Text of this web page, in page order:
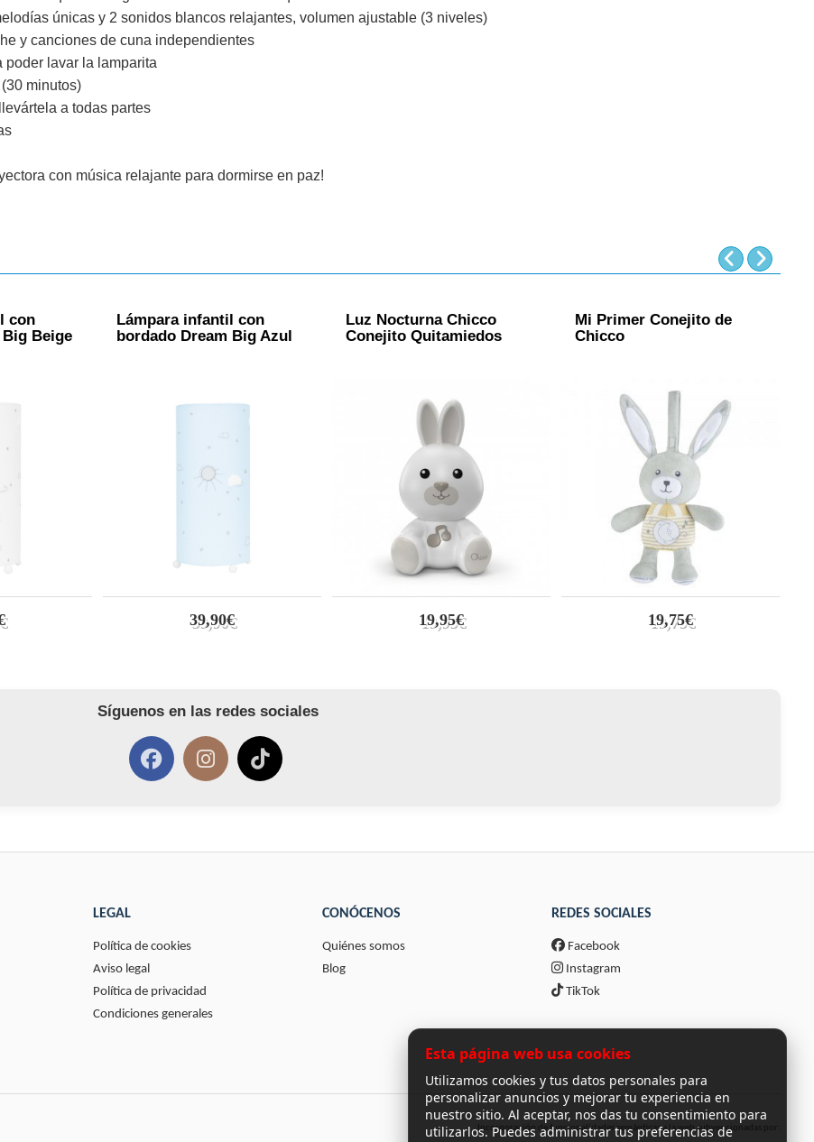
únicas y 2 sonidos blancos relajantes, volumen ajustable (3 niveles)
y canciones de cuna independientes
poder lavar la lamparita
minutos)
a todas partes
con música relajante para dormirse en paz!
con
Beige
Lámpara infantil con
bordado Dream Big Azul
39,90€
Luz Nocturna Chicco
Conejito Quitamiedos
19,95€
Mi Primer Conejito de
Chicco
19,75€
Síguenos en las redes sociales
LEGAL
Política de cookies
Aviso legal
Política de privacidad
Condiciones generales
CONÓCENOS
Quiénes somos
Blog
REDES SOCIALES
Facebook
Instagram
TikTok
Incorporación de funcionalidades semánticas a la web subvencionadas por:
Esta página web usa cookies
Utilizamos cookies y tus datos personales para
personalizar anuncios y mejorar tu experiencia en
nuestro sitio. Al aceptar, nos das tu consentimiento para
utilizarlos. Puedes administrar tus preferencias de